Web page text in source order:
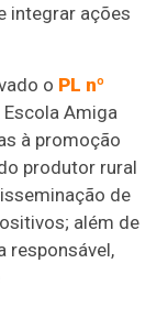
integrar ações
o PL nº
Amiga
à promoção
produtor rural
de
além de
responsável,